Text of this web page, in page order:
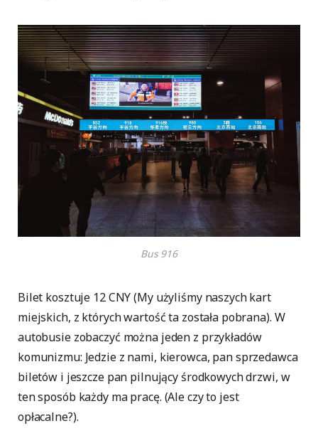
Bus 916
Bilet kosztuje 12 CNY (My użyliśmy naszych kart
miejskich, z których wartość ta została pobrana). W
autobusie zobaczyć można jeden z przykładów
komunizmu: Jedzie z nami, kierowca, pan sprzedawca
biletów i jeszcze pan pilnujący środkowych drzwi, w
ten sposób każdy ma pracę. (Ale czy to jest
opłacalne?).